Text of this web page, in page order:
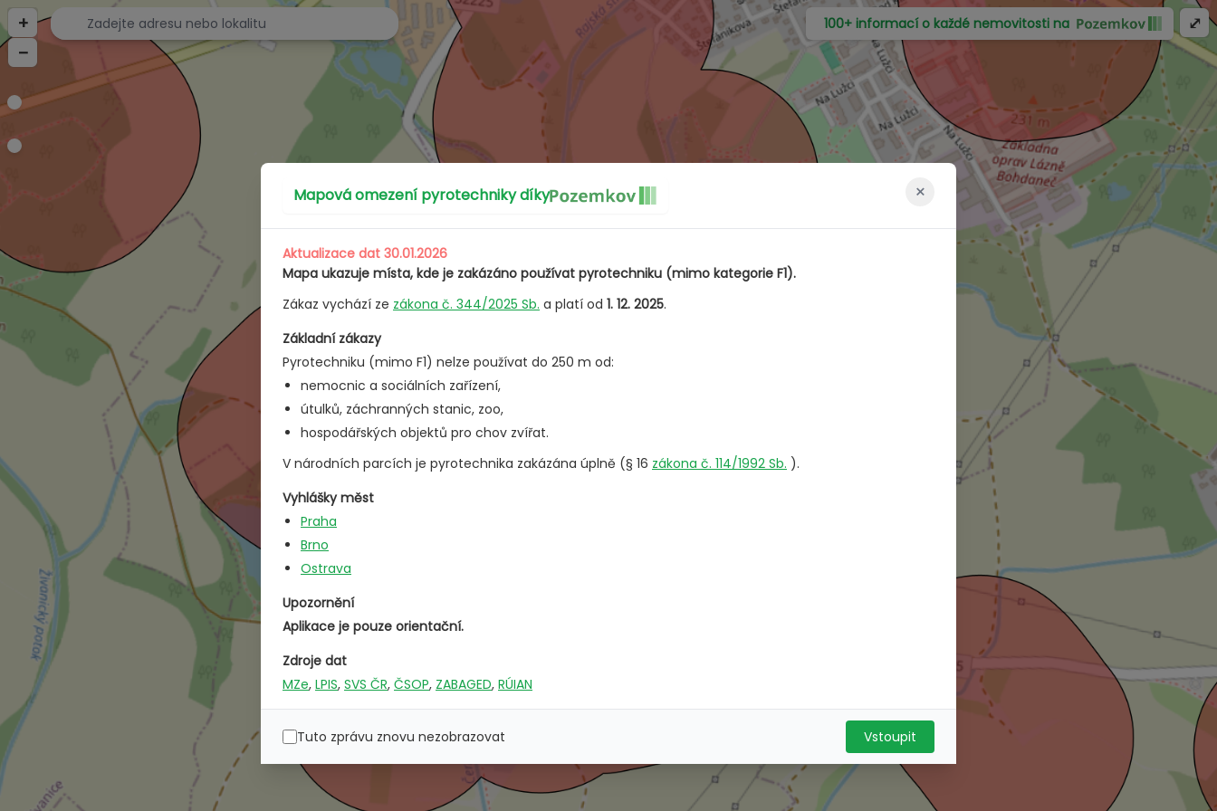
+
–
⤢
100+ informací o každé nemovitosti na
Mapová omezení pyrotechniky díky ×
Aktualizace dat 30.01.2026
Mapa ukazuje místa, kde je zakázáno používat pyrotechniku (mimo kategorie F1).
Zákaz vychází ze zákona č. 344/2025 Sb. a platí od 1. 12. 2025.
Základní zákazy
Pyrotechniku (mimo F1) nelze používat do 250 m od:
nemocnic a sociálních zařízení,
útulků, záchranných stanic, zoo,
hospodářských objektů pro chov zvířat.
V národních parcích je pyrotechnika zakázána úplně (§ 16 zákona č. 114/1992 Sb. ).
Vyhlášky měst
Praha
Brno
Ostrava
Upozornění
Aplikace je pouze orientační.
Zdroje dat
MZe, LPIS, SVS ČR, ČSOP, ZABAGED, RÚIAN
Tuto zprávu znovu nezobrazovat Vstoupit
Mapa omezení pyrotechniky v ČR | Kde je zakázáno používat ohňostroje?